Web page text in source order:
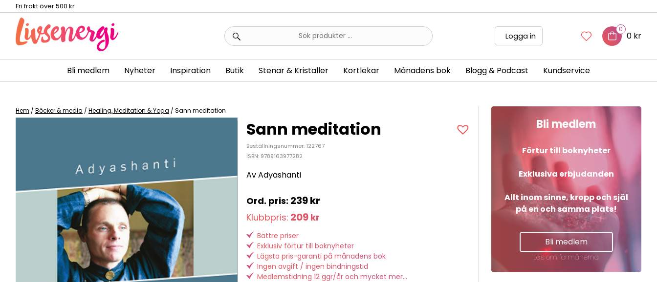
content
Fri frakt över 500 kr
Sök
efter:
Logga in
0
0 kr
Bli medlem Nyheter Inspiration Butik Stenar & Kristaller Kortlekar Månadens bok Blogg & Podcast Kundservice
Hem / Böcker & media / Healing, Meditation & Yoga / Sann meditation
Sann meditation
Beställningsnummer: 122767
ISBN: 9789163977282
Av Adyashanti
239kr
Klubbpris: 209 kr
Bättre priser
Exklusiv förtur till boknyheter
Lägsta pris-garanti på månadens bok
Ingen avgift / ingen bindningstid
Medlemstidning 12 ggr/år och mycket mer...
Bli medlem
Förtur till boknyheter
Exklusiva erbjudanden
Allt inom sinne, kropp och själ
på en och samma plats!
Bli medlem
Läs om förmånerna